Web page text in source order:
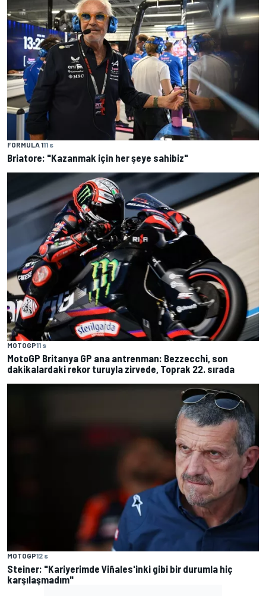
FORMULA 111 s
Briatore: "Kazanmak için her şeye sahibiz"
MOTOGP11 s
MotoGP Britanya GP ana antrenman: Bezzecchi, son
dakikalardaki rekor turuyla zirvede, Toprak 22. sırada
MOTOGP12 s
Steiner: "Kariyerimde Viñales'inki gibi bir durumla hiç
karşılaşmadım"